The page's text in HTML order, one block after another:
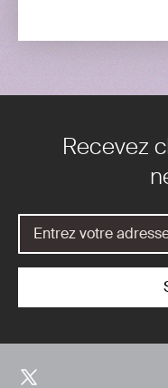
Recevez